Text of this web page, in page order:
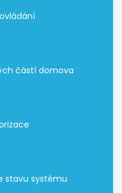
částí domova
stavu systému